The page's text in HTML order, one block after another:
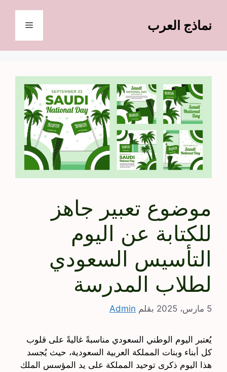
المحتوىنماذج العرب القائمة
موضوع تعبير جاهز
للكتابة عن اليوم
التأسيس السعودي
لطلاب المدرسة
5 مارس، 2025 بقلم Admin
يُعتبر اليوم الوطني السعودي مناسبةً غاليةً على قلوب
كل أبناء وبنات المملكة العربية السعودية، حيث يُجسد
هذا اليوم ذكرى توحيد المملكة على يد المؤسس الملك